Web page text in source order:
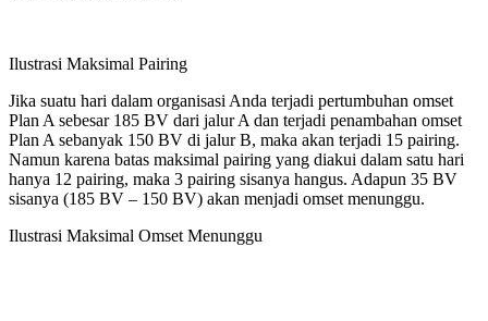
Ilustrasi Maksimal Pairing
Jika suatu hari dalam organisasi Anda terjadi pertumbuhan omset
Plan A sebesar 185 BV dari jalur A dan terjadi penambahan omset
Plan A sebanyak 150 BV di jalur B, maka akan terjadi 15 pairing.
Namun karena batas maksimal pairing yang diakui dalam satu hari
hanya 12 pairing, maka 3 pairing sisanya hangus. Adapun 35 BV
sisanya (185 BV – 150 BV) akan menjadi omset menunggu.
Ilustrasi Maksimal Omset Menunggu